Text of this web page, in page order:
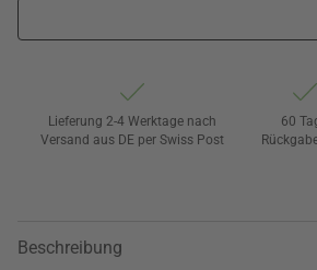
Lieferung 2-4 Werktage nach
Versand aus DE per Swiss Post
60
Beschreibung